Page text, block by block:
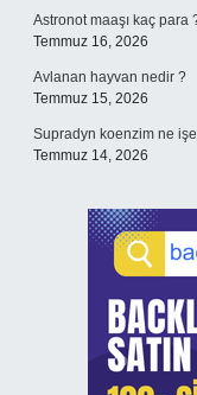
Astronot maaşı kaç para
Temmuz 16, 2026
Avlanan hayvan nedir ?
Temmuz 15, 2026
Supradyn koenzim ne
Temmuz 14, 2026